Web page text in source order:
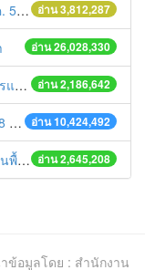
อ่าน 3,812,287
อ่าน 26,028,330
อ่าน 2,186,642
อ่าน 10,424,492
อ่าน 2,645,208
ร์ จำกัด
ข้อมูลโดย : สำนักงาน